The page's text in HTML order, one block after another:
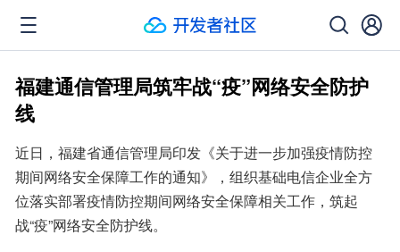
福建通信管理局筑牢战“疫”网络安全防护
线
近日，福建省通信管理局印发《关于进一步加强疫情防控
期间网络安全保障工作的通知》，组织基础电信企业全方
位落实部署疫情防控期间网络安全保障相关工作，筑起
战“疫”网络安全防护线。